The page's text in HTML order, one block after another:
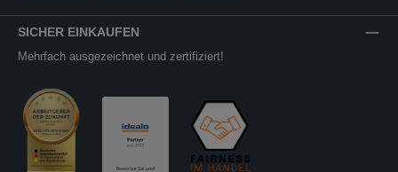
SICHER EINKAUFEN
Mehrfach ausgezeichnet und zertifiziert!